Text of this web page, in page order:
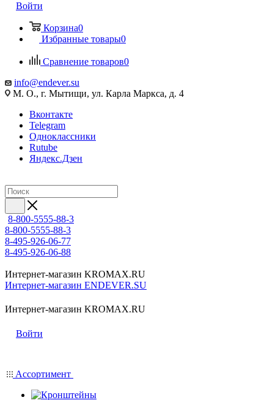
Войти
Корзина0
Избранные товары0
Сравнение товаров0
info@endever.su
М. О., г. Мытищи, ул. Карла Маркса, д. 4
Вконтакте
Telegram
Одноклассники
Rutube
Яндекс.Дзен
8-800-5555-88-3
8-800-5555-88-3
8-495-926-06-77
8-495-926-06-88
Интернет-магазин KROMAX.RU
Интернет-магазин ENDEVER.SU
Интернет-магазин KROMAX.RU
Войти
Ассортимент